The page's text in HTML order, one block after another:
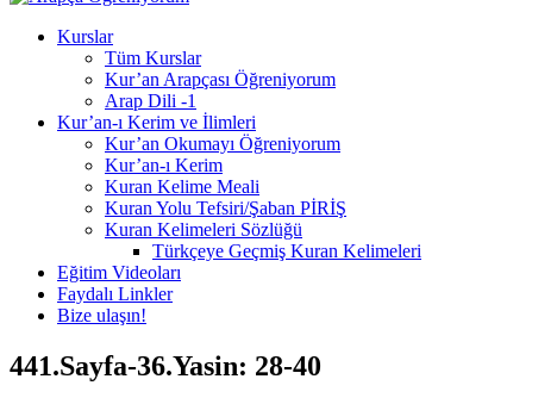
Kurslar
Tüm Kurslar
Kur’an Arapçası Öğreniyorum
Arap Dili -1
Kur’an-ı Kerim ve İlimleri
Kur’an Okumayı Öğreniyorum
Kur’an-ı Kerim
Kuran Kelime Meali
Kuran Yolu Tefsiri/Şaban PİRİŞ
Kuran Kelimeleri Sözlüğü
Türkçeye Geçmiş Kuran Kelimeleri
Eğitim Videoları
Faydalı Linkler
Bize ulaşın!
441.Sayfa-36.Yasin: 28-40